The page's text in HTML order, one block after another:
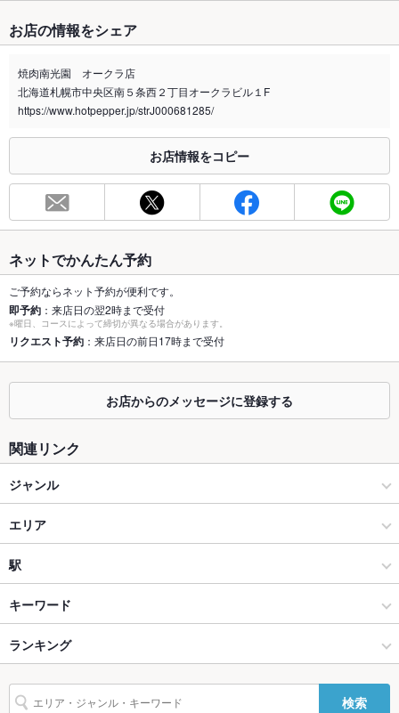
禁煙・喫煙
全席喫煙可
喫煙専用室 なし
合わせください。
お席
120席((半個室・カウンター・イステーブル席・イスソファー
席))
最大宴会収
容人数
60人(人数のご相談可能です。)
個室 なし ：当店は半個室を4名様×7席ご用意しております。
座敷 なし ：最大60名様迄０K
るイステーブル席をご用意しております。
ソファー
テラス席
なし ：テラス席はございませんが、解放感のあるお席を多数ご
用意しております。
貸切 貸切可 ：曜日・時間などご相談に応じます。
設備
Wi-Fi
バリアフリ
ー
お店の情報をシェア
焼肉南光園 オークラ店
北海道札幌市中央区南５条西２丁目オークラビル１F
https://www.hotpepper.jp/strJ000681285/
お店情報をコピー
ネットでかんたん予約
ご予約ならネット予約が便利です。
即予約 ：来店日の翌2時まで受付
※曜日、コースによって締切が異なる場合があります。
リクエスト予約 ：来店日の前日17時まで受付
お店からのメッセージに登録する
関連リンク
ジャンル
焼肉・ホルモン
焼肉
すすきの × 焼肉・ホルモン
すすきの × 焼肉
すすきの駅 × 焼肉・ホルモン
エリア
すすきの駅
すすきの駅 × 焼肉・ホルモン
すすきの駅 × 焼肉
すすきの駅 × 韓国料理
駅
すすきの駅
豊水すすきの駅
キーワード
にんにく料理 ねぎ焼き
ランキング
北海道のグルメランキング
検索